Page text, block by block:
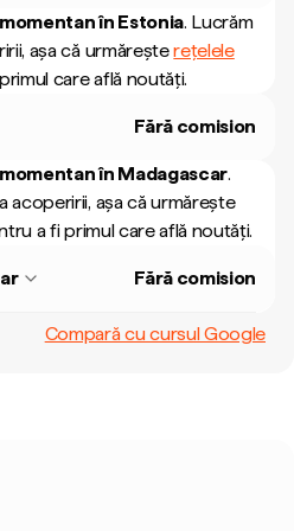
în Estonia. Lucrăm
așa că urmăreșterețelele
care află noutăți.
Fără comision
în Madagascar.
acoperirii, așa că urmărește
a fi primul care află noutăți.
Fără comision
Compară cu cursul Google